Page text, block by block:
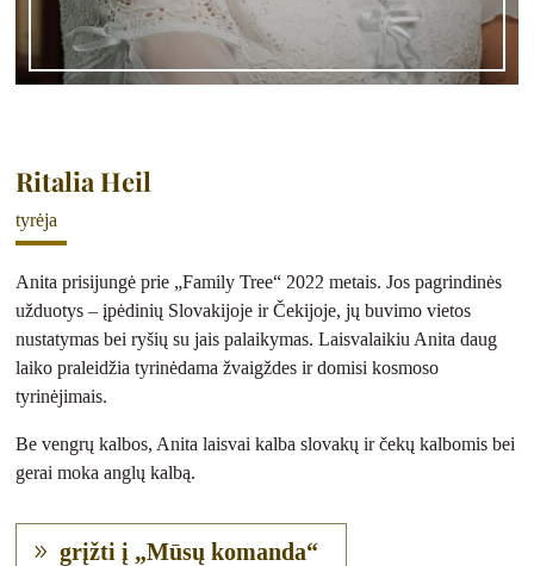
Ritalia Heil
tyrėja
Anita prisijungė prie „Family Tree“ 2022 metais. Jos pagrindinės
užduotys – įpėdinių Slovakijoje ir Čekijoje, jų buvimo vietos
nustatymas bei ryšių su jais palaikymas. Laisvalaikiu Anita daug
laiko praleidžia tyrinėdama žvaigždes ir domisi kosmoso
tyrinėjimais.
Be vengrų kalbos, Anita laisvai kalba slovakų ir čekų kalbomis bei
gerai moka anglų kalbą.
grįžti į „Mūsų komanda“